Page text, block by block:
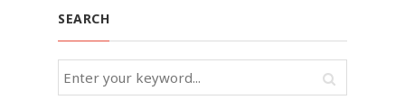
SEARCH